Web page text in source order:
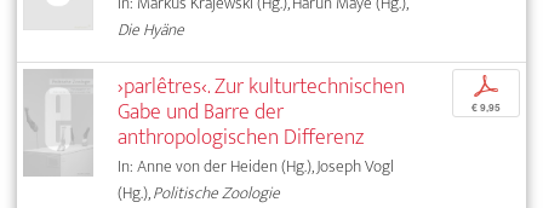
Die Hyäne
›parlêtres‹. Zur kulturtechnischen
Gabe und Barre der
anthropologischen Differenz
In: Anne von der Heiden (Hg.), Joseph Vogl
(Hg.),Politische Zoologie
p
€ 9,95